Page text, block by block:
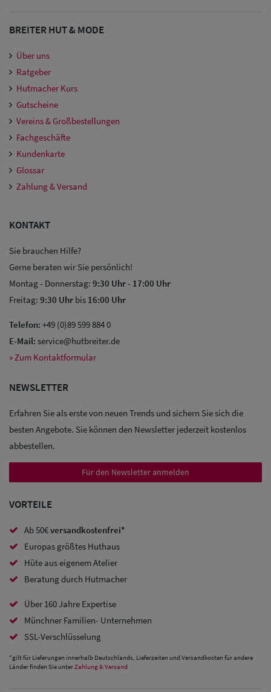
Sale:
Baseball
Caps
Caps
Sale:
Trucker
Sale: Caps
mit
Ohrenschutz
BREITER HUT & MODE
Über uns
Ratgeber
Hutmacher Kurs
Gutscheine
Vereins & Großbestellungen
Fachgeschäfte
Kundenkarte
Glossar
Zahlung & Versand
KONTAKT
Sie brauchen Hilfe?
Gerne beraten wir Sie persönlich!
Montag - Donnerstag: 9:30 Uhr- 17:00 Uhr
Freitag: 9:30 Uhr bis 16:00 Uhr
Telefon: +49 (0)89 599 884 0
E-Mail: service@hutbreiter.de
» Zum Kontaktformular
NEWSLETTER
Erfahren Sie als erste von neuen Trends und sichern Sie sich die
besten Angebote. Sie können den Newsletter jederzeit kostenlos
abbestellen.
Für den Newsletter anmelden
VORTEILE
Ab 50€versandkostenfrei*
Europas größtes Huthaus
Hüte aus eigenem Atelier
Beratung durch Hutmacher
Über 160 Jahre Expertise
Münchner Familien- Unternehmen
SSL-Verschlüsselung
*gilt für Lieferungen innerhalb Deutschlands, Lieferzeiten und Versandkosten für andere
Länder finden Sie unterZahlung & Versand